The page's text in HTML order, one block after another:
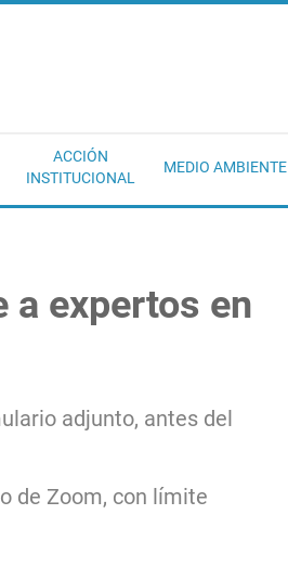
ACCIÓN
INSTITUCIONAL
MEDIO AMBIENTE
a expertos en
adjunto, antes del
de Zoom, con límite